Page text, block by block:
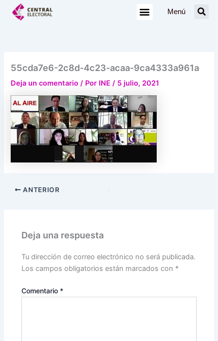
Menú
55cda7e6-2c8d-4c23-acaa-9ca4333a961a
Deja un comentario / Por INE/ 5 julio, 2021
ANTERIOR
Deja una respuesta
Tu dirección de correo electrónico no será publicada.
Los campos obligatorios están marcados con *
Comentario *